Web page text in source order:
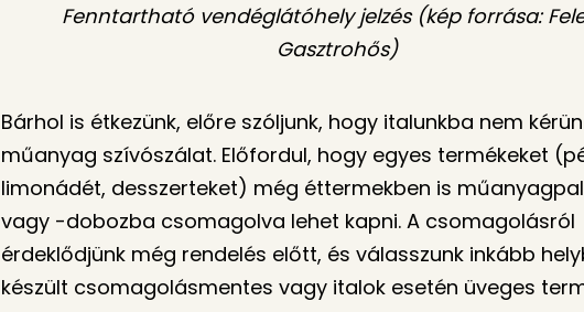
Fenntartható vendéglátóhely jelzés (kép forrása:
Gasztrohős)
Bárhol is étkezünk, előre szóljunk, hogy italunkba nem
műanyag szívószálat. Előfordul, hogy egyes termékeket
limonádét, desszerteket) még éttermekben is
vagy -dobozba csomagolva lehet kapni. A csomagolásról
érdeklődjünk még rendelés előtt, és válasszunk inkább
készült csomagolásmentes vagy italok esetén üveges